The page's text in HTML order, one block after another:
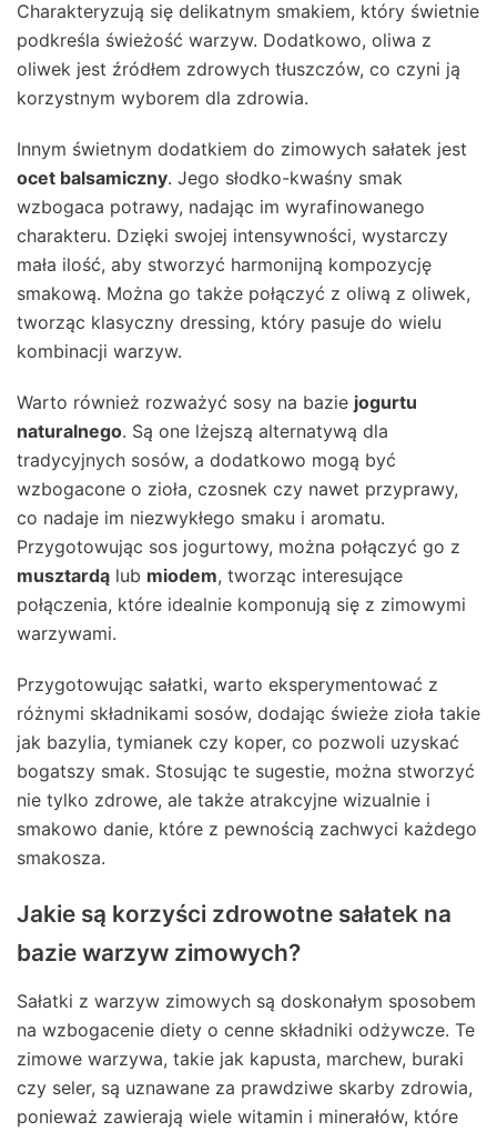
Charakteryzują się delikatnym smakiem, który świetnie
podkreśla świeżość warzyw. Dodatkowo, oliwa z
oliwek jest źródłem zdrowych tłuszczów, co czyni ją
korzystnym wyborem dla zdrowia.
Innym świetnym dodatkiem do zimowych sałatek jest
ocet balsamiczny. Jego słodko-kwaśny smak
wzbogaca potrawy, nadając im wyrafinowanego
charakteru. Dzięki swojej intensywności, wystarczy
mała ilość, aby stworzyć harmonijną kompozycję
smakową. Można go także połączyć z oliwą z oliwek,
tworząc klasyczny dressing, który pasuje do wielu
kombinacji warzyw.
Warto również rozważyć sosy na bazie jogurtu
naturalnego. Są one lżejszą alternatywą dla
tradycyjnych sosów, a dodatkowo mogą być
wzbogacone o zioła, czosnek czy nawet przyprawy,
co nadaje im niezwykłego smaku i aromatu.
Przygotowując sos jogurtowy, można połączyć go z
musztardą lub miodem, tworząc interesujące
połączenia, które idealnie komponują się z zimowymi
warzywami.
Przygotowując sałatki, warto eksperymentować z
różnymi składnikami sosów, dodając świeże zioła takie
jak bazylia, tymianek czy koper, co pozwoli uzyskać
bogatszy smak. Stosując te sugestie, można stworzyć
nie tylko zdrowe, ale także atrakcyjne wizualnie i
smakowo danie, które z pewnością zachwyci każdego
smakosza.
Jakie są korzyści zdrowotne sałatek na
bazie warzyw zimowych?
Sałatki z warzyw zimowych są doskonałym sposobem
na wzbogacenie diety o cenne składniki odżywcze. Te
zimowe warzywa, takie jak kapusta, marchew, buraki
czy seler, są uznawane za prawdziwe skarby zdrowia,
ponieważ zawierają wiele witamin i minerałów, które